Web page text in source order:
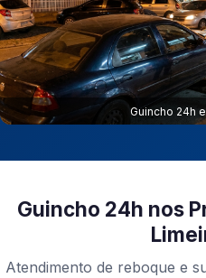
Guincho 24h
Guincho 24h nos
Atendimento de reboque e